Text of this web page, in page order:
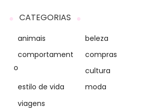
CATEGORIAS
animais
beleza
comportament
o
compras
cultura
estilo de vida
moda
viagens